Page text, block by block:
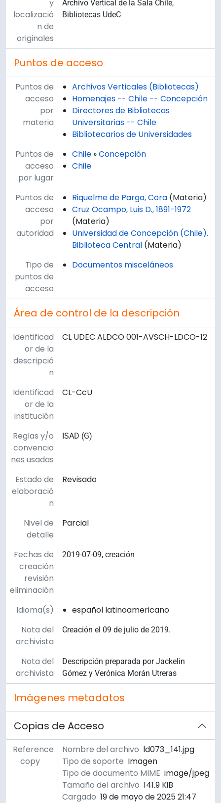
y
localizació
n de
originales
Archivo Vertical de la Sala Chile,
Bibliotecas UdeC
Puntos de acceso
Puntos de
acceso
por
materia
Archivos Verticales (Bibliotecas)
Homenajes -- Chile -- Concepción
Directores de Bibliotecas
Universitarias -- Chile
Bibliotecarios de Universidades
Puntos de
acceso
por lugar
Chile »Concepción
Chile
Puntos de
acceso
por
autoridad
Riquelme de Parga, Cora (Materia)
Cruz Ocampo, Luis D., 1891-1972
(Materia)
Universidad de Concepción (Chile).
Biblioteca Central (Materia)
Tipo de
puntos de
acceso
Documentos misceláneos
Área de control de la descripción
Identificad
or de la
descripció
n
CL UDEC ALDCO 001-AVSCH-LDCO-12
Identificad
or de la
institución
CL-CcU
Reglas y/o
convencio
nes usadas
ISAD (G)
Estado de
elaboració
n
Revisado
Nivel de
detalle
Parcial
Fechas de
creación
revisión
eliminación
2019-07-09, creación
Idioma(s)
español latinoamericano
Nota del
archivista
Creación el 09 de julio de 2019.
Nota del
archivista
Descripción preparada por Jackelin
Gómez y Verónica Morán Utreras
Imágenes metadatos
Copias de Acceso
Reference
copy
Nombre del archivo ld073_141.jpg
Tipo de soporte Imagen
Tipo de documento MIME image/jpeg
Tamaño del archivo 141.9 KiB
Cargado 19 de mayo de 2025 21:47